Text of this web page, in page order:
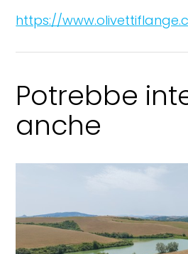
https://
Potrebbe
anche